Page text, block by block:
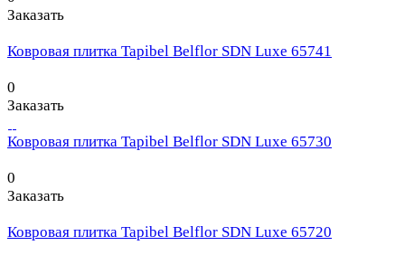
Заказать
Ковровая плитка Tapibel Belflor SDN Luxe 65741
0
Заказать
Ковровая плитка Tapibel Belflor SDN Luxe 65730
0
Заказать
Ковровая плитка Tapibel Belflor SDN Luxe 65720